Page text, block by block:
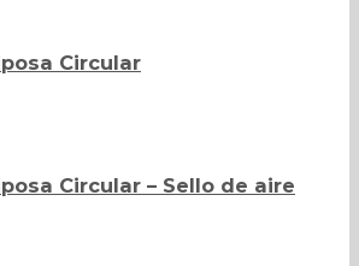
Circular
Circular – Sello de aire